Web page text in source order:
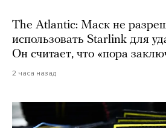
The Atlantic: Маск не
использовать Starlink для
Он считает, что «пора
2 часа назад